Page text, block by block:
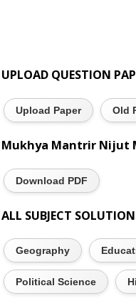
UPLOAD QUESTION
Upload Paper Old
Mukhya Mantrir Nijut
Download PDF
ALL SUBJECT
Geography
Political Science